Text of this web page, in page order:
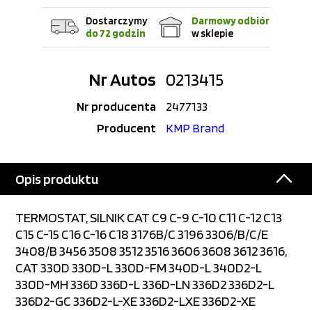
Dostarczymy
do 72 godzin
Darmowy odbiór
w sklepie
Nr Autos 0213415
Nr producenta
2477133
Producent
KMP Brand
Opis produktu
TERMOSTAT, SILNIK CAT C9 C-9 C-10 C11 C-12 C13
C15 C-15 C16 C-16 C18 3176B/C 3196 3306/B/C/E
3408/B 3456 3508 3512 3516 3606 3608 3612 3616,
CAT 330D 330D-L 330D-FM 340D-L 340D2-L
330D-MH 336D 336D-L 336D-LN 336D2 336D2-L
336D2-GC 336D2-L-XE 336D2-LXE 336D2-XE